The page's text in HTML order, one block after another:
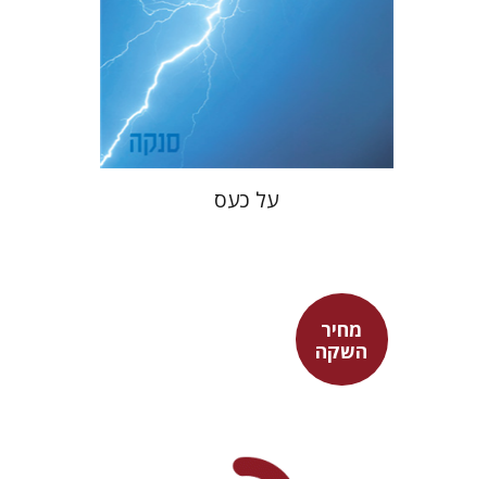
מחיר השקה
על כעס
מחיר
השקה
עופר ישראלי
גיא הרלינג